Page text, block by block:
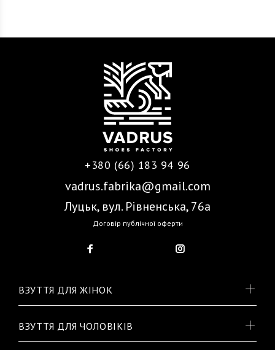
+380 (66) 183 94 96
vadrus.fabrika@gmail.com
Луцьк, вул. Рівненська, 76а
Договір публічної оферти
ВЗУТТЯ ДЛЯ ЖІНОК
ВЗУТТЯ ДЛЯ ЧОЛОВІКІВ